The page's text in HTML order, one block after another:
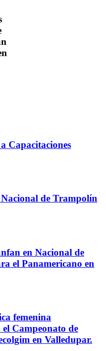
Capacitaciones
de Trampolín
en Nacional de
el Panamericano en
femenina
el Campeonato de
en Valledupar.